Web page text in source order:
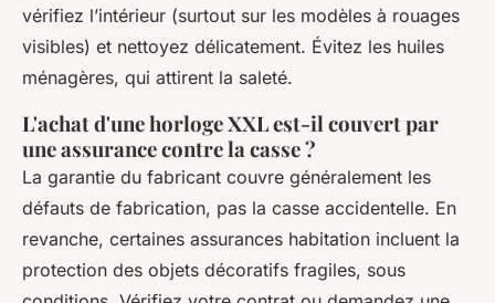
vérifiez l’intérieur (surtout sur les modèles à rouages
visibles) et nettoyez délicatement. Évitez les huiles
ménagères, qui attirent la saleté.
L'achat d'une horloge XXL est-il couvert par
une assurance contre la casse ?
La garantie du fabricant couvre généralement les
défauts de fabrication, pas la casse accidentelle. En
revanche, certaines assurances habitation incluent la
protection des objets décoratifs fragiles, sous